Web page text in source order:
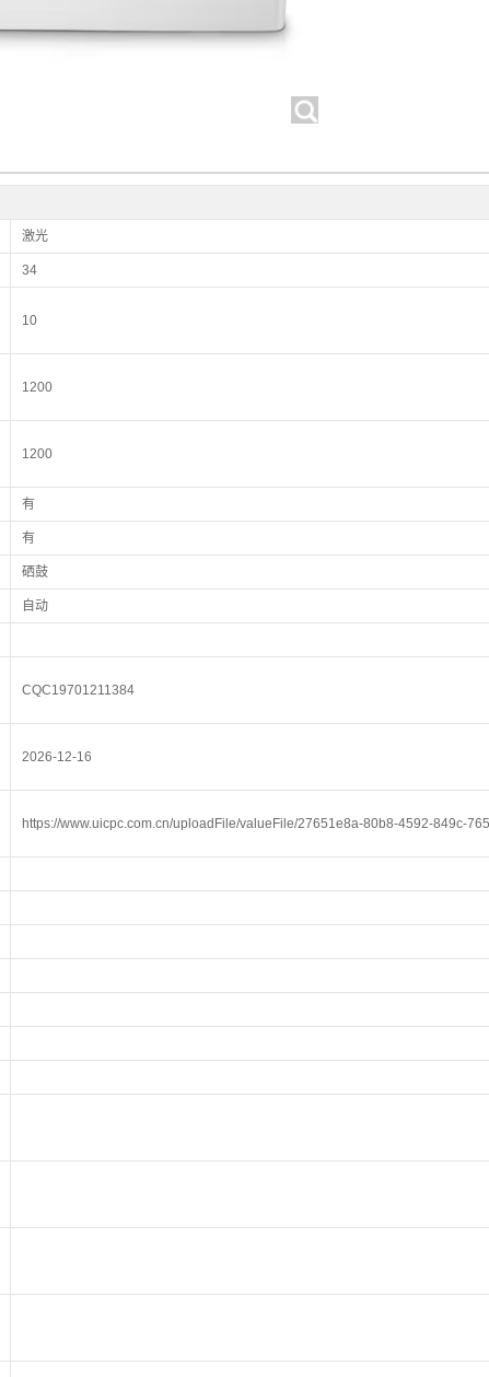
激光
34
10
1200
1200
有
有
硒鼓
自动
CQC19701211384
2026-12-16
https://www.uicpc.com.cn/uploadFile/valueFile/27651e8a-80b8-4592-849c-